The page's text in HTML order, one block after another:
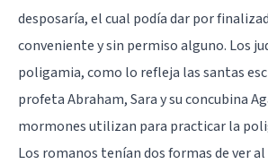
desposaría, el cual podía dar por
conveniente y sin permiso alguno. Los
poligamia, como lo refleja las santas
profeta Abraham, Sara y su concubina
mormones utilizan para practicar la
Los romanos tenían dos formas de ver